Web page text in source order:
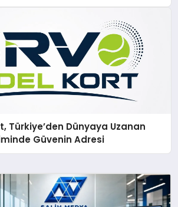
Türkiye’den Dünyaya Uzanan
Güvenin Adresi